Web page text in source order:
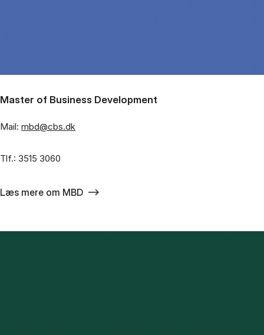
Master of Business Development
Mail: mbd@cbs.dk
Tlf.: 3515 3060
Læs mere om MBD